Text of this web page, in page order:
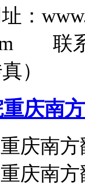
：
联
）
庆南
重庆
重庆